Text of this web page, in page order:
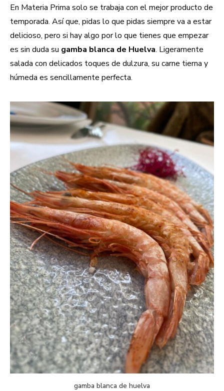
En Materia Prima solo se trabaja con el mejor producto de
temporada. Así que, pidas lo que pidas siempre va a estar
delicioso, pero si hay algo por lo que tienes que empezar
es sin duda su gamba blanca de Huelva. Ligeramente
salada con delicados toques de dulzura, su carne tierna y
húmeda es sencillamente perfecta.
gamba blanca de huelva